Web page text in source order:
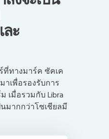
ะ
ร์ที่ทางมาร์ค ซัคเค
าเพื่อรองรับการ
เมื่อรวมกับ Libra
นมากกว่าโซเชียลมี